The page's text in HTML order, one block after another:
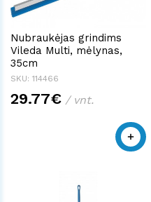
Nubraukėjas grindims
Vileda Multi, mėlynas,
35cm
SKU: 114466
29.77€ / vnt.